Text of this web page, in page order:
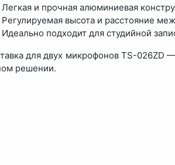
Легкая и прочная алюминиевая
Регулируемая высота и расстояние
Идеально подходит для студийной
для двух микрофонов TS-026ZD
решении.